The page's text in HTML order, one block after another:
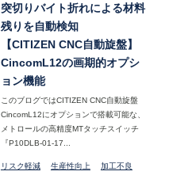
突切りバイト折れによる材料
残りを自動検知
【CITIZEN CNC自動旋盤】
CincomL12の画期的オプシ
ョン機能
このブログではCITIZEN CNC自動旋盤
CincomL12にオプションで搭載可能な、
メトロールの高精度MTタッチスイッチ
『P10DLB-01-17...
リスク軽減 生産性向上 加工不良